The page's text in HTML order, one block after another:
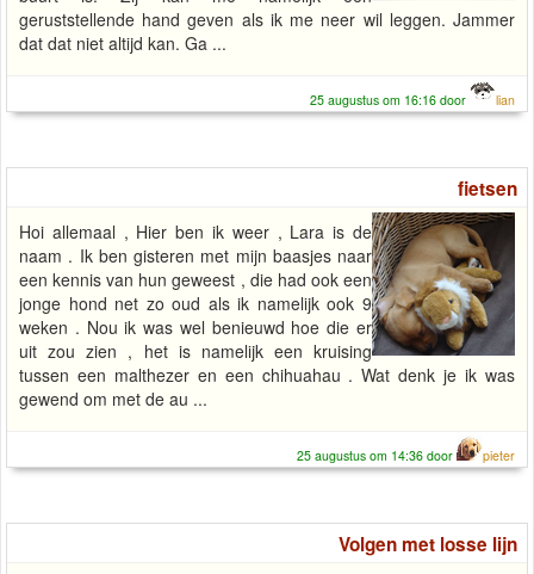
geruststellende hand geven als ik me neer wil leggen. Jammer
dat dat niet altijd kan. Ga ...
25 augustus om 16:16 door lian
fietsen
Hoi allemaal , Hier ben ik weer , Lara is de
naam . Ik ben gisteren met mijn baasjes naar
een kennis van hun geweest , die had ook een
jonge hond net zo oud als ik namelijk ook 9
weken . Nou ik was wel benieuwd hoe die er
uit zou zien , het is namelijk een kruising
tussen een malthezer en een chihuahau . Wat denk je ik was
gewend om met de au ...
25 augustus om 14:36 door pieter
Volgen met losse lijn